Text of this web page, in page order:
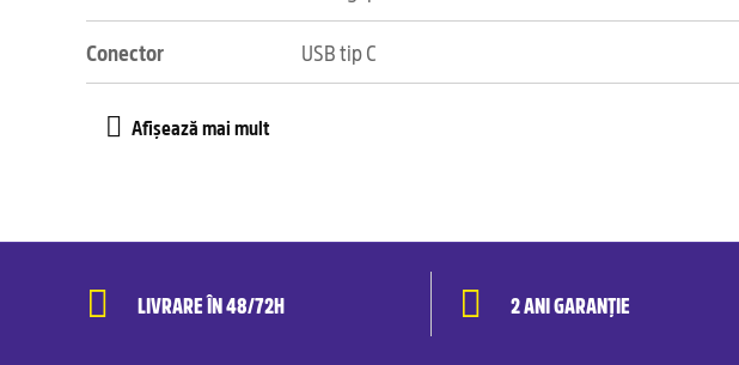
Conector USB tip C
LIVRARE ÎN 48/72H 2 ANI GARANȚIE